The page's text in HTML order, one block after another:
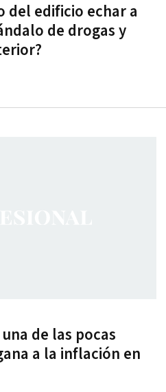
del edificio echar a
de drogas y
de las pocas
a la inflación en